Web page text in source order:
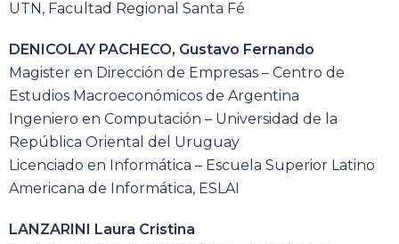
UTN, Facultad Regional Santa Fé
DENICOLAY PACHECO, Gustavo Fernando
Magister en Dirección de Empresas – Centro de
Estudios Macroeconómicos de Argentina
Ingeniero en Computación – Universidad de la
República Oriental del Uruguay
Licenciado en Informática – Escuela Superior Latino
Americana de Informática, ESLAI
LANZARINI Laura Cristina